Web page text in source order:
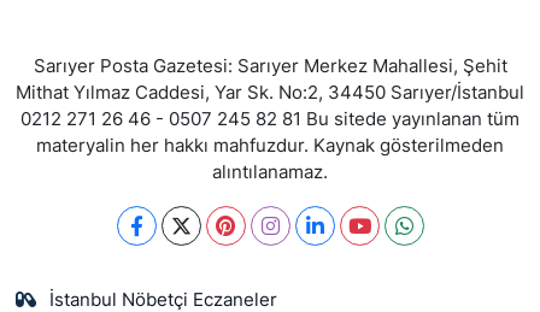
Sarıyer Posta Gazetesi: Sarıyer Merkez Mahallesi, Şehit
Mithat Yılmaz Caddesi, Yar Sk. No:2, 34450 Sarıyer/İstanbul
0212 271 26 46 - 0507 245 82 81 Bu sitede yayınlanan tüm
materyalin her hakkı mahfuzdur. Kaynak gösterilmeden
alıntılanamaz.
İstanbul Nöbetçi Eczaneler